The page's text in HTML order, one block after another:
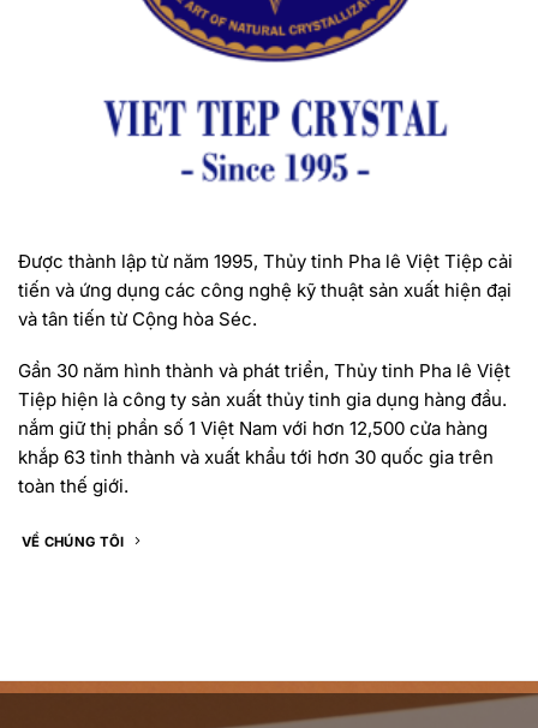
Được thành lập từ năm 1995, Thủy tinh Pha lê Việt Tiệp cải
tiến và ứng dụng các công nghệ kỹ thuật sản xuất hiện đại
và tân tiến từ Cộng hòa Séc.
Gần 30 năm hình thành và phát triển, Thủy tinh Pha lê Việt
Tiệp hiện là công ty sản xuất thủy tinh gia dụng hàng đầu.
nắm giữ thị phần số 1 Việt Nam với hơn 12,500 cửa hàng
khắp 63 tỉnh thành và xuất khẩu tới hơn 30 quốc gia trên
toàn thế giới.
VỀ CHÚNG TÔI